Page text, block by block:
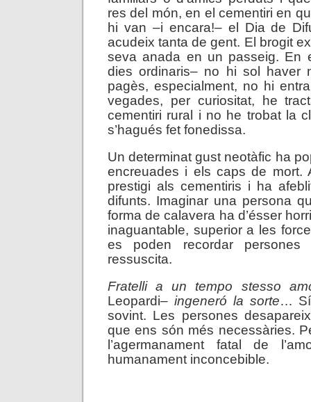
res del món, en el cementiri en
hi van –i encara!– el Dia de
acudeix tanta de gent. El brogit
seva anada en un passeig. En
dies ordinaris– no hi sol haver
pagès, especialment, no hi
vegades, per curiositat, he
cementiri rural i no he trobat la
s’hagués fet fonedissa.
Un determinat gust neotàfic ha
encreuades i els caps de mort.
prestigi als cementiris i ha
difunts. Imaginar una persona
forma de calavera ha d’ésser
inaguantable, superior a les
es poden recordar
ressuscita.
Fratelli a un tempo stesso
Leopardi– ingeneró la sorte…
sovint. Les persones
que ens són més necessàries.
l’agermanament fatal de
humanament inconcebible.